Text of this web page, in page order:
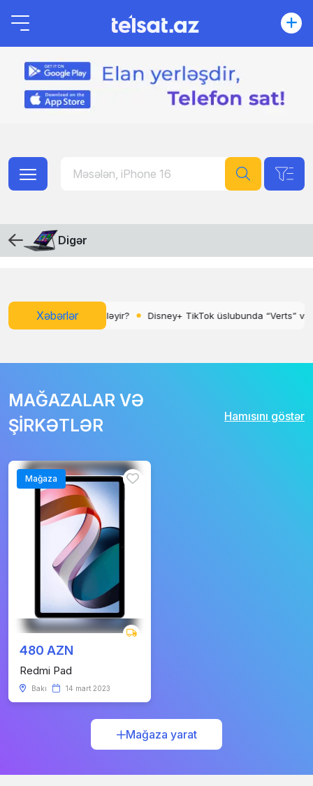
Digər
Xəbərlər
Ask Maps necə işləyir? Disney+ TikTok üslubunda “Verts” video
MAĞAZALAR VƏ
ŞİRKƏTLƏR
Hamısını göstər
Mağaza
480 AZN
Redmi Pad
Bakı 14 mart 2023
Mağaza yarat